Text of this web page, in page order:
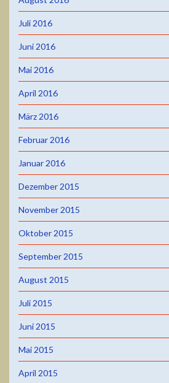
Juli 2016
Juni 2016
Mai 2016
April 2016
März 2016
Februar 2016
Januar 2016
Dezember 2015
November 2015
Oktober 2015
September 2015
August 2015
Juli 2015
Juni 2015
Mai 2015
April 2015